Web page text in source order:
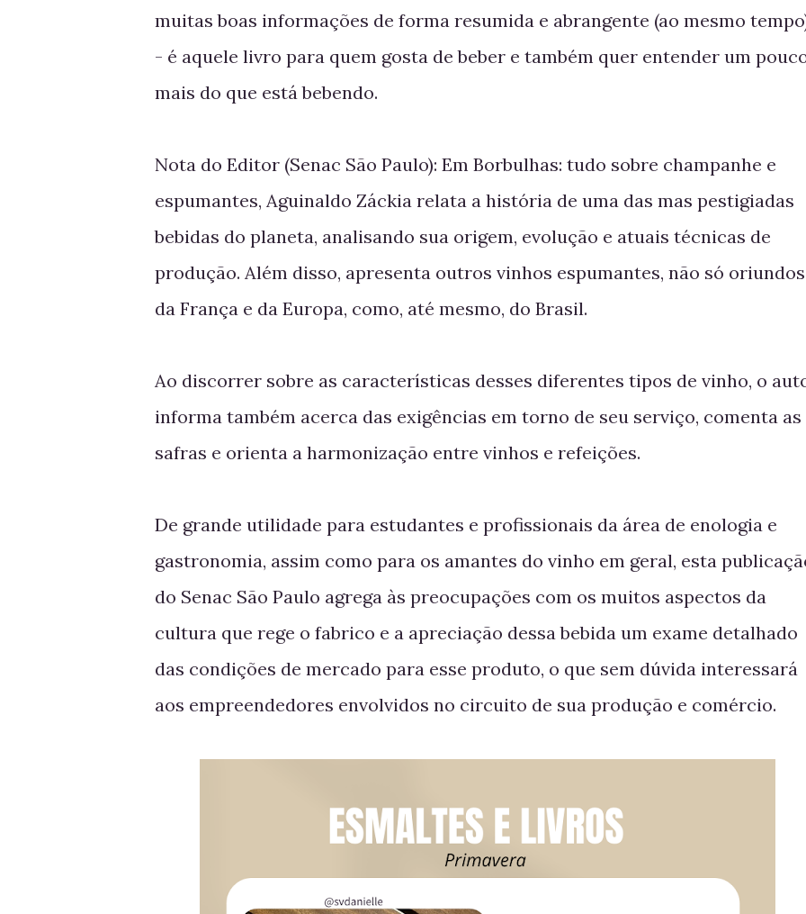
muitas boas informações de forma resumida e abrangente (ao mesmo
- é aquele livro para quem gosta de beber e também quer entender um
mais do que está bebendo.
Nota do Editor (Senac São Paulo): Em Borbulhas: tudo sobre champanhe e
espumantes, Aguinaldo Záckia relata a história de uma das mas pestigiadas
bebidas do planeta, analisando sua origem, evolução e atuais técnicas de
produção. Além disso, apresenta outros vinhos espumantes, não só oriundos
da França e da Europa, como, até mesmo, do Brasil.
Ao discorrer sobre as características desses diferentes tipos de vinho, o
informa também acerca das exigências em torno de seu serviço, comenta as
safras e orienta a harmonização entre vinhos e refeições.
De grande utilidade para estudantes e profissionais da área de enologia e
gastronomia, assim como para os amantes do vinho em geral, esta
do Senac São Paulo agrega às preocupações com os muitos aspectos da
cultura que rege o fabrico e a apreciação dessa bebida um exame detalhado
das condições de mercado para esse produto, o que sem dúvida interessará
aos empreendedores envolvidos no circuito de sua produção e comércio.